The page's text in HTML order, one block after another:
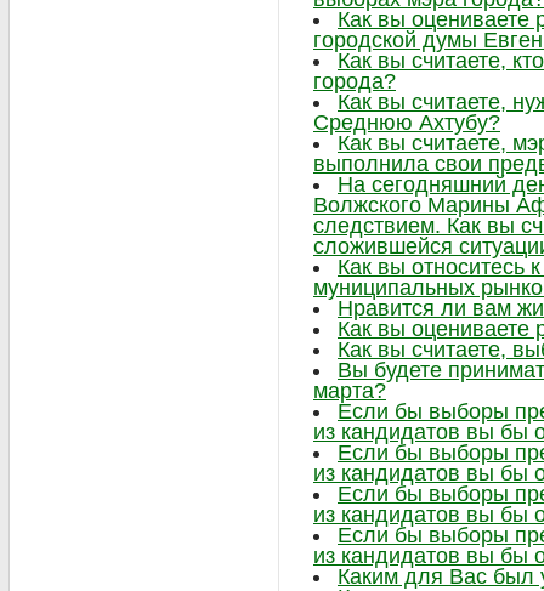
Как вы оцениваете
городской думы
Как вы считаете,
города?
Как вы считаете,
Среднюю Ахтубу?
Как вы считаете,
выполнила свои
На сегодняшний
Волжского Марины
следствием. Как вы
сложившейся
Как вы относитесь
муниципальных
Нравится ли вам
Как вы оцениваете
Как вы считаете,
Вы будете
марта?
Если бы выборы
из кандидатов вы бы
Если бы выборы
из кандидатов вы бы
Если бы выборы
из кандидатов вы бы
Если бы выборы
из кандидатов вы бы
Каким для Вас был